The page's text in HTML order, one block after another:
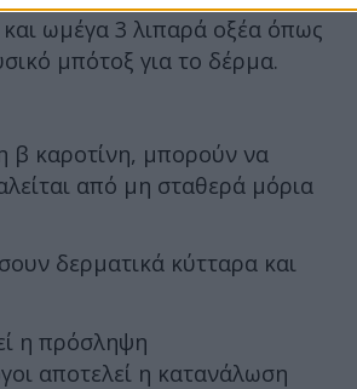
και ωμέγα 3 λιπαρά οξέα όπως
μπότοξ για το δέρμα.
β καροτίνη, μπορούν να
από μη σταθερά μόρια
δερματικά κύτταρα και
η πρόσληψη
αποτελεί η κατανάλωση